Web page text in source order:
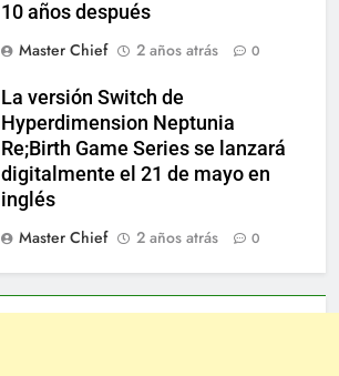
10 años después
Master Chief
2 años atrás 0
La versión Switch de
Hyperdimension Neptunia
Re;Birth Game Series se lanzará
digitalmente el 21 de mayo en
inglés
Master Chief
2 años atrás 0